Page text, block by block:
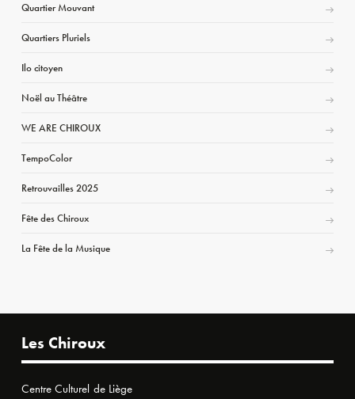
Quartier Mouvant
Quartiers Pluriels
Ilo citoyen
Noël au Théâtre
WE ARE CHIROUX
TempoColor
Retrouvailles 2025
Fête des Chiroux
La Fête de la Musique
Les Chiroux
Centre Culturel de Liège